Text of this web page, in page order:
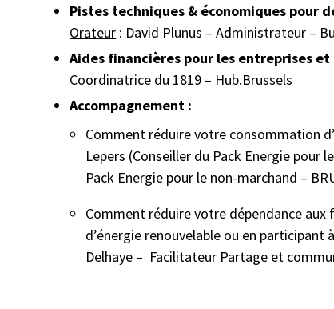
Pistes techniques & économiques pour
Orateur : David Plunus – Administrateur –
Aides financières pour les entreprises
Coordinatrice du 1819 – Hub.Brussels
Accompagnement :
Comment réduire votre consommation
Lepers (Conseiller du Pack Energie pour
Pack Energie pour le non-marchand –
Comment réduire votre dépendance
d’énergie renouvelable ou en participant
Delhaye – Facilitateur Partage et